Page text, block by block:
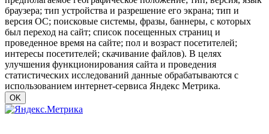
браузера; тип устройства и разрешение его экрана; тип и
версия ОС; поисковые системы, фразы, баннеры, с которых
был переход на сайт; список посещенных страниц и
проведенное время на сайте; пол и возраст посетителей;
интересы посетителей; скачивание файлов). В целях
улучшения функционирования сайта и проведения
статистических исследований данные обрабатываются с
использованием интернет-сервиса Яндекс Метрика.
OK